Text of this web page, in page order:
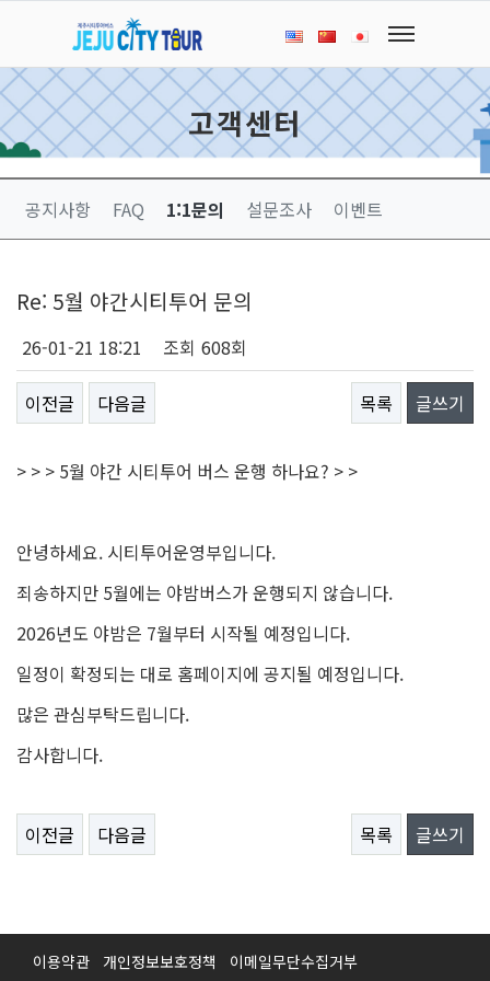
고객센터
공지사항 FAQ 1:1문의 설문조사 이벤트
Re: 5월 야간시티투어 문의
26-01-21 18:21 조회 608회
이전글 다음글 목록 글쓰기
> > > 5월 야간 시티투어 버스 운행 하나요? > >
안녕하세요. 시티투어운영부입니다.
죄송하지만 5월에는 야밤버스가 운행되지 않습니다.
2026년도 야밤은 7월부터 시작될 예정입니다.
일정이 확정되는 대로 홈페이지에 공지될 예정입니다.
많은 관심부탁드립니다.
감사합니다.
이전글 다음글 목록 글쓰기
이용약관 개인정보보호정책 이메일무단수집거부